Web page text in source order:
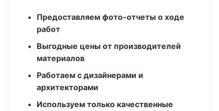
Предоставляем фото-отчеты о ходе
работ
Выгодные цены от производителей
материалов
Работаем с дизайнерами и
архитекторами
Используем только качественные